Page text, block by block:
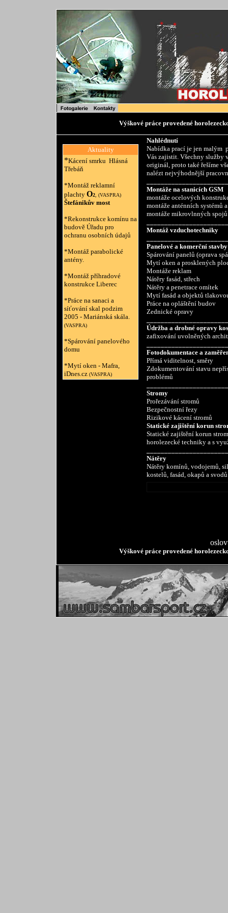
Výškové práce provedené
Aktuality
*Kácení smrku Hlásná
Třebáň
*Montáž reklamní
plachty O2 (VASPRA)
Štefánikův most
*Rekonstrukce komínu na
budově Úřadu pro
ochranu osobních údajů
*Montáž parabolické
antény.
*Montáž příhradové
konstrukce Liberec
*Práce na sanaci a
síťování skal podzim
2005 - Mariánská skála.
(VASPRA)
*Spárování panelového
domu
*Mytí oken - Mafra,
iDnes.cz (VASPRA)
Nahlédnutí
Nabídka prací je jen malým
Vás zajistit. Všechny služby
originál, proto také řešíme
nalézt nejvýhodnější
Montáže na stanicích GSM
montáže ocelových
montáže anténních systémů
montáže mikrovlnných spojů
Montáž vzduchotechniky
Panelové a komerční stavby
Spárování panelů (oprava
Mytí oken a prosklených
Montáže reklam
Nátěry fasád, střech
Nátěry a penetrace omítek
Mytí fasád a objektů
Práce na opláštění budov
Zednické opravy
Údržba a drobné opravy
zafixování uvolněných
Fotodokumentace a
Přímá viditelnost, směry
Zdokumentování stavu
problémů
Stromy
Prořezávání stromů
Bezpečnostní řezy
Rizikové kácení stromů
Statické zajištění korun
Statické zajištění korun
horolezecké techniky a s
Nátěry
Nátěry komínů, vodojemů,
kostelů, fasád, okapů a svodů
Výškové práce provedené